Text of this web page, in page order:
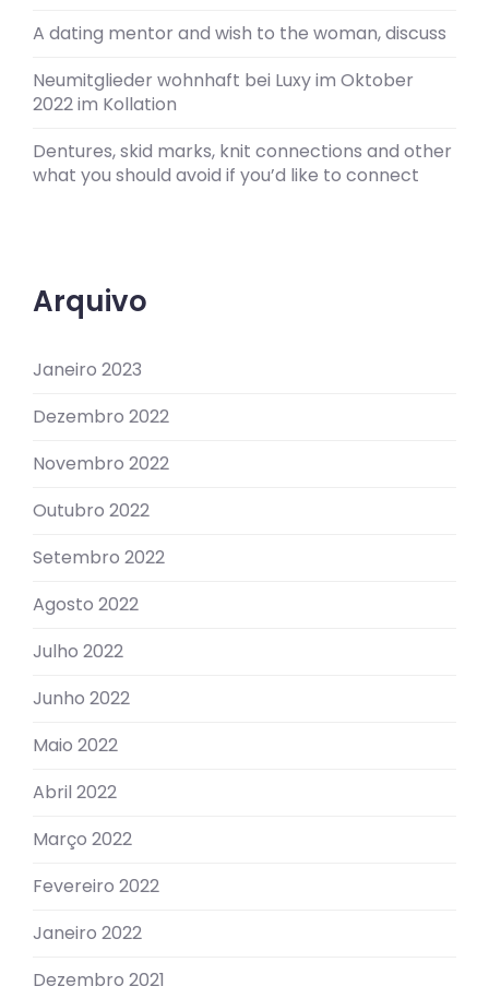
A dating mentor and wish to the woman, discuss
Neumitglieder wohnhaft bei Luxy im Oktober
2022 im Kollation
Dentures, skid marks, knit connections and other
what you should avoid if you’d like to connect
Arquivo
Janeiro 2023
Dezembro 2022
Novembro 2022
Outubro 2022
Setembro 2022
Agosto 2022
Julho 2022
Junho 2022
Maio 2022
Abril 2022
Março 2022
Fevereiro 2022
Janeiro 2022
Dezembro 2021